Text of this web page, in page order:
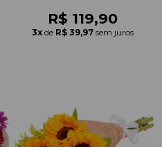
R$ 119,90
3x de R$ 39,97 sem juros